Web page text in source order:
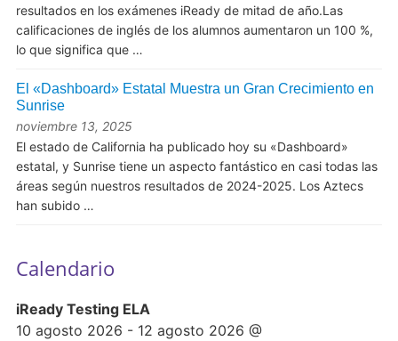
resultados en los exámenes iReady de mitad de año.Las
calificaciones de inglés de los alumnos aumentaron un 100 %,
lo que significa que …
El «Dashboard» Estatal Muestra un Gran Crecimiento en
Sunrise
noviembre 13, 2025
El estado de California ha publicado hoy su «Dashboard»
estatal, y Sunrise tiene un aspecto fantástico en casi todas las
áreas según nuestros resultados de 2024-2025. Los Aztecs
han subido …
Calendario
iReady Testing ELA
10 agosto 2026 - 12 agosto 2026 @